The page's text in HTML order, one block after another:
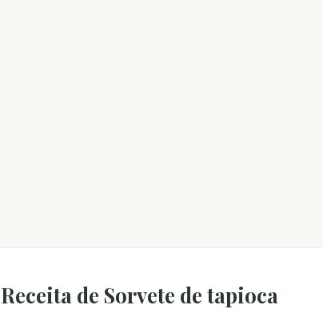
Receita de Sorvete de tapioca